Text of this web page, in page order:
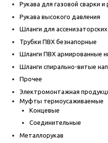
Рукава для газовой сварки
Рукава высокого давления
Шланги для
Трубки ПВХ безнапорные
Шланги ПВХ армированные
Шланги спирально-витые
Прочее
Электромонтажная
Муфты термоусаживаемые
Концевые
Соединительные
Металлорукав